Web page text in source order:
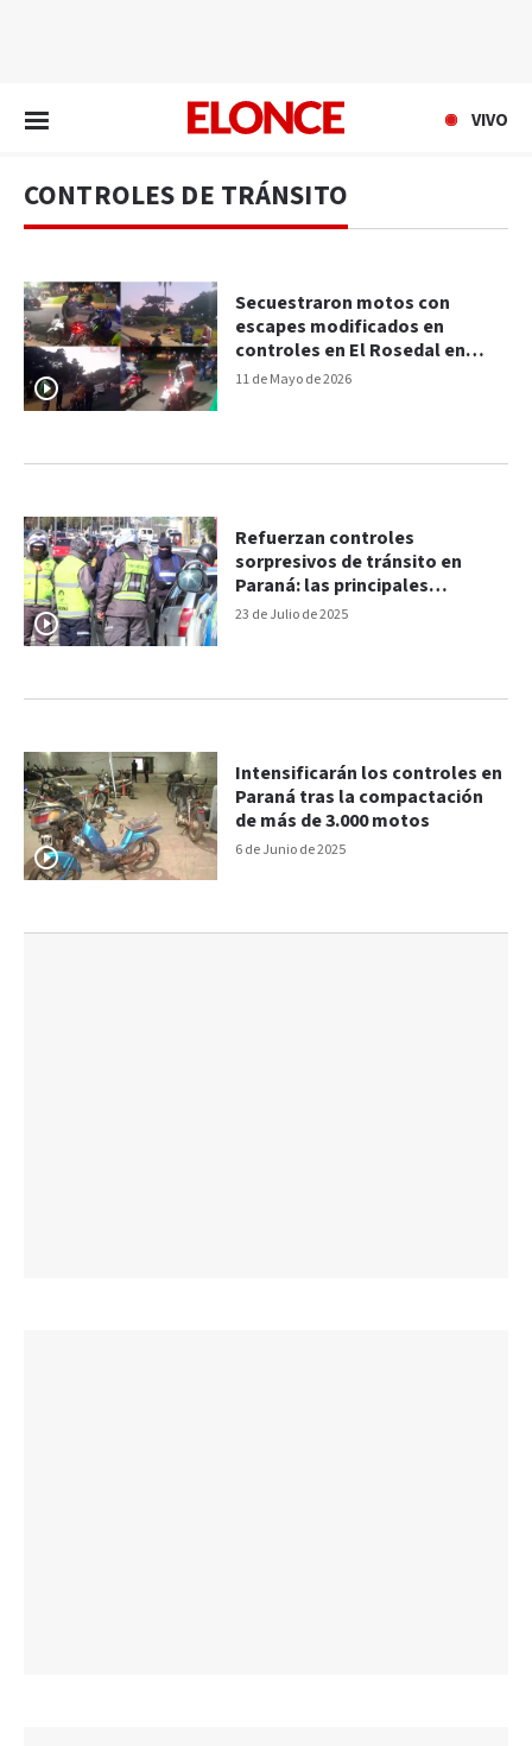
VIVO
CONTROLES DE TRÁNSITO
11 de Mayo de 2026
Secuestraron motos con
escapes modificados en
controles en El Rosedal en
Paraná
23 de Julio de 2025
Refuerzan controles
sorpresivos de tránsito en
Paraná: las principales
infracciones
6 de Junio de 2025
Intensificarán los controles en
Paraná tras la compactación
de más de 3.000 motos